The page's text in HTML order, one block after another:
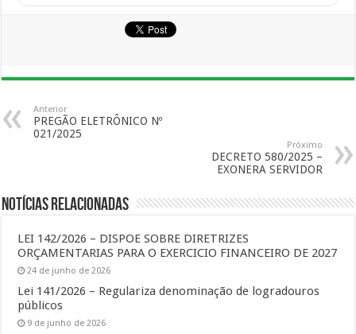
Anterior
PREGÃO ELETRÔNICO Nº
021/2025
Próximo
DECRETO 580/2025 –
EXONERA SERVIDOR
Notícias Relacionadas
LEI 142/2026 – DISPOE SOBRE DIRETRIZES
ORÇAMENTARIAS PARA O EXERCICIO FINANCEIRO DE 2027
24 de junho de 2026
Lei 141/2026 – Regulariza denominação de logradouros
públicos
9 de junho de 2026